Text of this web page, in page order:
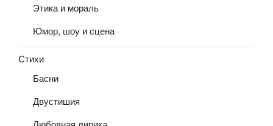
Этика и мораль
Юмор, шоу и сцена
Стихи
Басни
Двустишия